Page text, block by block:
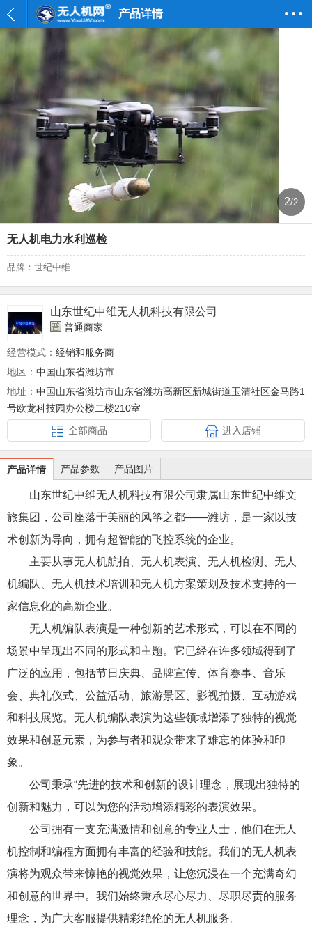
产品详情
2/2
无人机电力水利巡检
品牌：世纪中维
山东世纪中维无人机科技有限公司
普通商家
经营模式： 经销和服务商
地区： 中国山东省潍坊市
地址： 中国山东省潍坊市山东省潍坊高新区新城街道玉清社区金马路1
号欧龙科技园办公楼二楼210室
全部商品
进入店铺
产品详情 产品参数 产品图片
山东世纪中维无人机科技有限公司隶属山东世纪中维文
旅集团，公司座落于美丽的风筝之都——潍坊，是一家以技
术创新为导向，拥有超智能的飞控系统的企业。
主要从事无人机航拍、无人机表演、无人机检测、无人
机编队、无人机技术培训和无人机方案策划及技术支持的一
家信息化的高新企业。
无人机编队表演是一种创新的艺术形式，可以在不同的
场景中呈现出不同的形式和主题。它已经在许多领域得到了
广泛的应用，包括节日庆典、品牌宣传、体育赛事、音乐
会、典礼仪式、公益活动、旅游景区、影视拍摄、互动游戏
和科技展览。无人机编队表演为这些领域增添了独特的视觉
效果和创意元素，为参与者和观众带来了难忘的体验和印
象。
公司秉承“先进的技术和创新的设计理念，展现出独特的
创新和魅力，可以为您的活动增添精彩的表演效果。
公司拥有一支充满激情和创意的专业人士，他们在无人
机控制和编程方面拥有丰富的经验和技能。我们的无人机表
演将为观众带来惊艳的视觉效果，让您沉浸在一个充满奇幻
和创意的世界中。我们始终秉承尽心尽力、尽职尽责的服务
理念，为广大客服提供精彩绝伦的无人机服务。